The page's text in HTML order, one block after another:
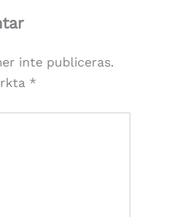
inte publiceras.
*